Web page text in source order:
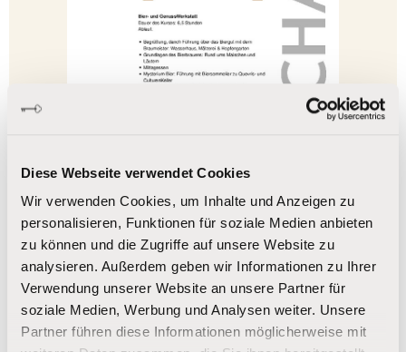
Diese Webseite verwendet Cookies
Wir verwenden Cookies, um Inhalte und Anzeigen zu
personalisieren, Funktionen für soziale Medien anbieten
zu können und die Zugriffe auf unsere Website zu
analysieren. Außerdem geben wir Informationen zu Ihrer
Verwendung unserer Website an unsere Partner für
soziale Medien, Werbung und Analysen weiter. Unsere
Partner führen diese Informationen möglicherweise mit
Bild hochladen
Felder ausblenden